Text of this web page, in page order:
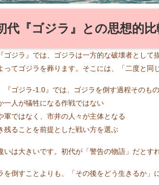
代『ゴジラ』との思想的比
ゴジラ』では、ゴジラは一方的な破壊者とし
ってゴジラを葬ります。そこには、「二度と
『ゴジラ-1.0』では、ゴジラを倒す過程そのも
一人が犠牲になる作戦ではない
軍ではなく、市井の人々が主体となる
残ることを前提とした戦い方を選ぶ
いは大きいです。初代が「警告の物語」だと
を倒すことよりも、「その後をどう生きるか